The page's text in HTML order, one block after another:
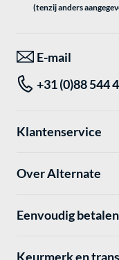
(tenzij anders
E-mail
+31 (0)88 544
Klantenservice
Over Alternate
Eenvoudig betalen
Keurmerk en